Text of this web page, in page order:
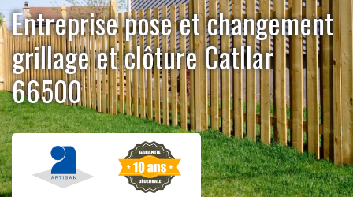
Entreprise pose et changement
grillage et clôture Catllar
66500